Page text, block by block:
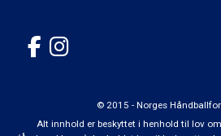
© 2015 - Norges
Alt innhold er beskyttet i henhold til lov